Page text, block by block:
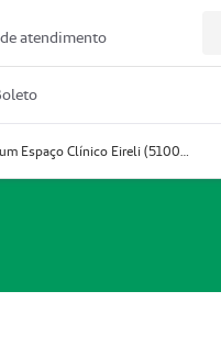
atendimento
Prestador Mosaicum Espaço Clínico Eireli (51004355-5)